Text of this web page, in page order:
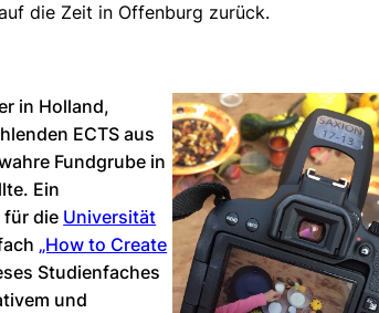
die Zeit in Offenburg zurück.
in Holland,
ECTS aus
Fundgrube in
Ein
für die Universität
„How to Create
Studienfaches
und